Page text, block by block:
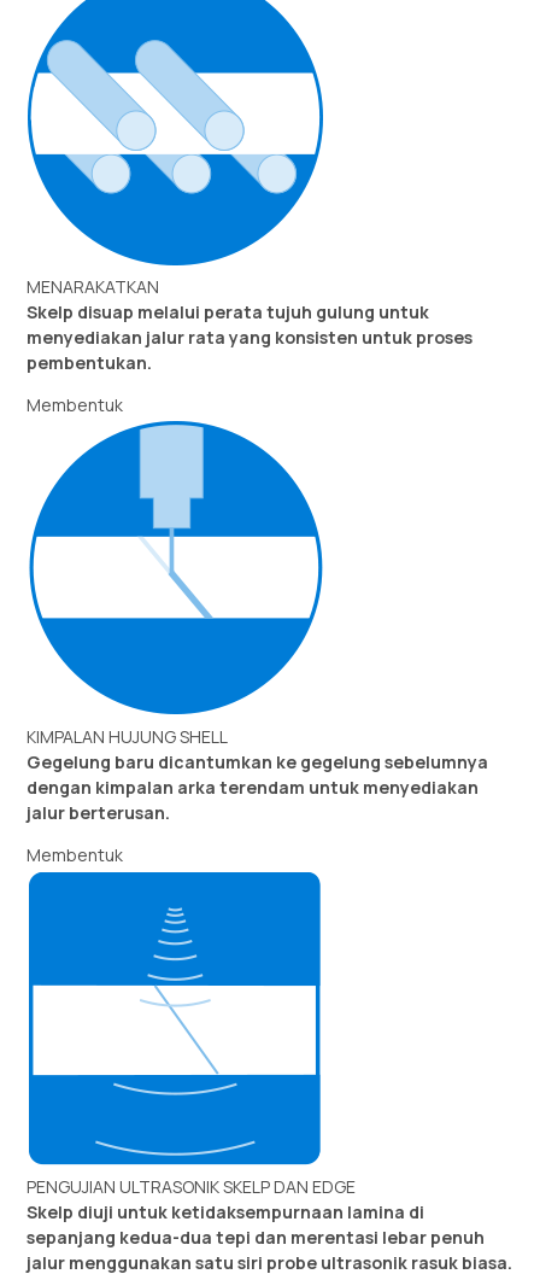
MENARAKATKAN
Skelp disuap melalui perata tujuh gulung untuk
menyediakan jalur rata yang konsisten untuk proses
pembentukan.
Membentuk
KIMPALAN HUJUNG SHELL
Gegelung baru dicantumkan ke gegelung sebelumnya
dengan kimpalan arka terendam untuk menyediakan
jalur berterusan.
Membentuk
PENGUJIAN ULTRASONIK SKELP DAN EDGE
Skelp diuji untuk ketidaksempurnaan lamina di
sepanjang kedua-dua tepi dan merentasi lebar penuh
jalur menggunakan satu siri probe ultrasonik rasuk biasa.